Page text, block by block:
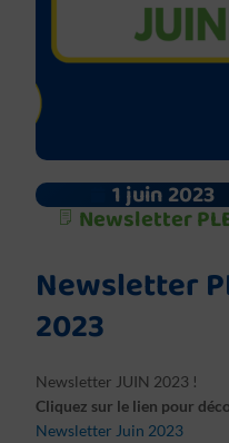
1 juin 2023
Newsletter
Newsletter
2023
Newsletter JUIN 2023 !
Cliquez sur le lien pour
Newsletter Juin 2023